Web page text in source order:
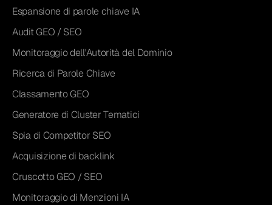
Espansione di parole chiave IA
Audit GEO / SEO
Monitoraggio dell'Autorità del Dominio
Ricerca di Parole Chiave
Classamento GEO
Generatore di Cluster Tematici
Spia di Competitor SEO
Acquisizione di backlink
Cruscotto GEO / SEO
Monitoraggio di Menzioni IA